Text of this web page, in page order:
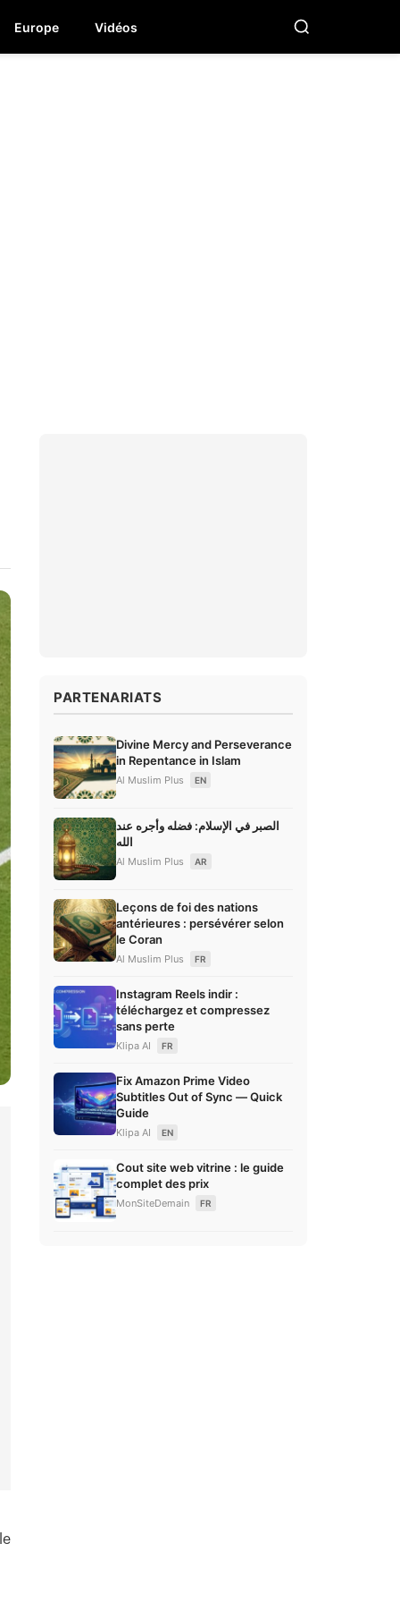
Europe Vidéos
PARTENARIATS
Divine Mercy and Perseverance
in Repentance in Islam
Al Muslim Plus EN
الصبر في الإسلام: فضله وأجره عند
الله
Al Muslim Plus AR
Leçons de foi des nations
antérieures : persévérer selon
le Coran
Al Muslim Plus FR
Instagram Reels indir :
téléchargez et compressez
sans perte
Klipa AI FR
Fix Amazon Prime Video
Subtitles Out of Sync — Quick
Guide
Klipa AI EN
Cout site web vitrine : le guide
complet des prix
MonSiteDemain FR